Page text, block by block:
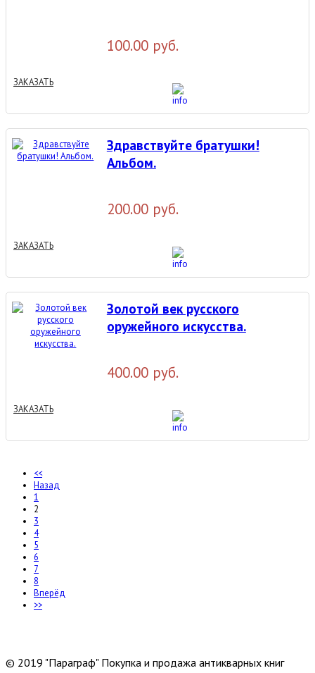
100.00 руб.
ЗАКАЗАТЬ
Здравствуйте братушки!
Альбом.
200.00 руб.
ЗАКАЗАТЬ
Золотой век русского
оружейного искусства.
400.00 руб.
ЗАКАЗАТЬ
<<
Назад
1
2
3
4
5
6
7
8
Вперёд
>>
© 2019 "Параграф" Покупка и продажа антикварных книг